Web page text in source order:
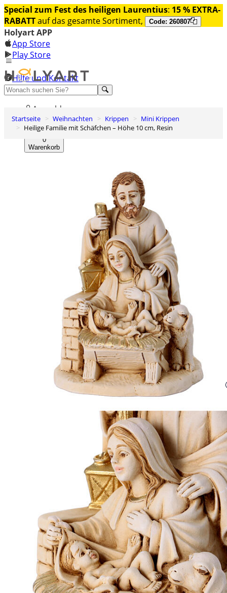
Special zum Fest des heiligen Laurentius: 15 % EXTRA-
RABATTauf das gesamte Sortiment, Code: 260807
Holyart APP
App Store
Play Store
Hilfe und Kontakt
Entdecken Sie Premium
Anmelden
Wunschliste
0
Warenkorb
Startseite Weihnachten Krippen
Mini Krippen
Heilige Familie mit Schäfchen – Höhe 10 cm, Resin